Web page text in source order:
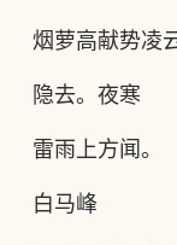
烟萝高献势凌
隐去。夜寒
雷雨上方闻。
白马峰